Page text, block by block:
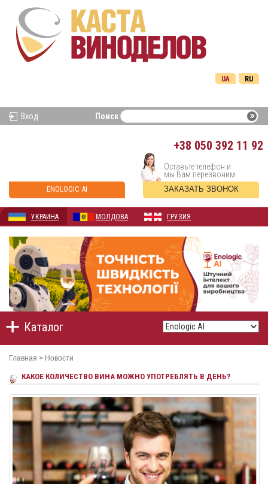
RU
UA
Вход Поиск
+38 050 392 11 92
ENOLOGIC AI
Оставьте телефон и
мы Вам перезвоним
ЗАКАЗАТЬ ЗВОНОК
УКРАИНА МОЛДОВА ГРУЗИЯ
Каталог
Главная > Новости
КАКОЕ КОЛИЧЕСТВО ВИНА МОЖНО УПОТРЕБЛЯТЬ В ДЕНЬ?